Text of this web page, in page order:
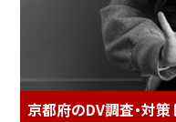
京都府のDV調査・対策